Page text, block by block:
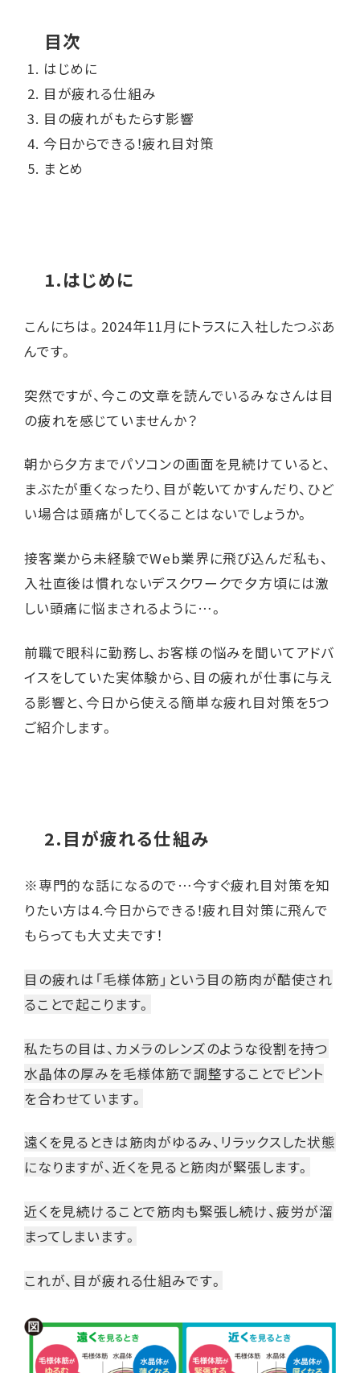
目次
はじめに
目が疲れる仕組み
目の疲れがもたらす影響
今日からできる！疲れ目対策
まとめ
1.はじめに
こんにちは。2024年11月にトラスに入社したつぶあ
んです。
突然ですが、今この文章を読んでいるみなさんは目
の疲れを感じていませんか？
朝から夕方までパソコンの画面を見続けていると、
まぶたが重くなったり、目が乾いてかすんだり、ひど
い場合は頭痛がしてくることはないでしょうか。
接客業から未経験でWeb業界に飛び込んだ私も、
入社直後は慣れないデスクワークで夕方頃には激
しい頭痛に悩まされるように…。
前職で眼科に勤務し、お客様の悩みを聞いてアドバ
イスをしていた実体験から、目の疲れが仕事に与え
る影響と、今日から使える簡単な疲れ目対策を5つ
ご紹介します。
2.目が疲れる仕組み
※専門的な話になるので…今すぐ疲れ目対策を知
りたい方は4.今日からできる！疲れ目対策に飛んで
もらっても大丈夫です！
目の疲れは「毛様体筋」という目の筋肉が酷使され
ることで起こります。
私たちの目は、カメラのレンズのような役割を持つ
水晶体の厚みを毛様体筋で調整することでピント
を合わせています。
遠くを見るときは筋肉がゆるみ、リラックスした状態
になりますが、近くを見ると筋肉が緊張します。
近くを見続けることで筋肉も緊張し続け、疲労が溜
まってしまいます。
これが、目が疲れる仕組みです。